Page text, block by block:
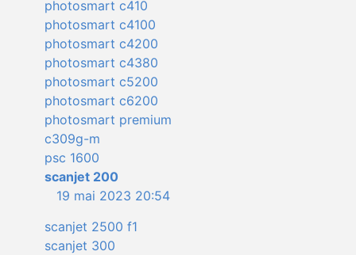
photosmart c410
photosmart c4100
photosmart c4200
photosmart c4380
photosmart c5200
photosmart c6200
photosmart premium
c309g-m
psc 1600
scanjet 200
19 mai 2023 20:54
scanjet 2500 f1
scanjet 300